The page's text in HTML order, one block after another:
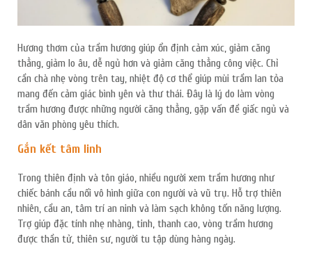
Hương thơm của trầm hương giúp ổn định cảm xúc, giảm căng
thẳng, giảm lo âu, dễ ngủ hơn và giảm căng thẳng công việc. Chỉ
cần chà nhẹ vòng trên tay, nhiệt độ cơ thể giúp mùi trầm lan tỏa
mang đến cảm giác bình yên và thư thái. Đây là lý do làm vòng
trầm hương được những người căng thẳng, gặp vấn đề giấc ngủ và
dân văn phòng yêu thích.
Gắn kết tâm linh
Trong thiên định và tôn giáo, nhiều người xem trầm hương như
chiếc bánh cầu nối vô hình giữa con người và vũ trụ. Hỗ trợ thiên
nhiên, cầu an, tâm trí an ninh và làm sạch không tốn năng lượng.
Trợ giúp đặc tính nhẹ nhàng, tinh, thanh cao, vòng trầm hương
được thần tử, thiên sư, người tu tập dùng hàng ngày.